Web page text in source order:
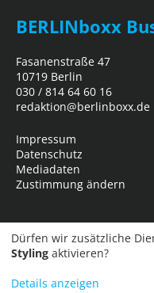
BERLINboxx
Fasanenstraße 47
10719 Berlin
030 / 814 64 60 16
redaktion@berlinboxx.de
Impressum
Datenschutz
Mediadaten
Zustimmung ändern
Dürfen wir zusätzliche
Styling aktivieren?
Details anzeigen